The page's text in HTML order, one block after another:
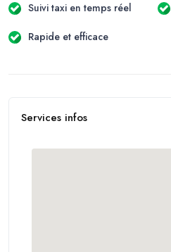
Suivi taxi en temps réel
Rapide et efficace
Services infos